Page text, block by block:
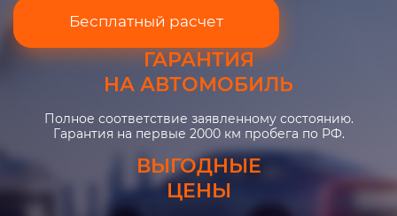
Бесплатный расчет
ГАРАНТИЯ
НА АВТОМОБИЛЬ
Полное соответствие заявленному состоянию.
Гарантия на первые 2000 км пробега по РФ.
ВЫГОДНЫЕ
ЦЕНЫ